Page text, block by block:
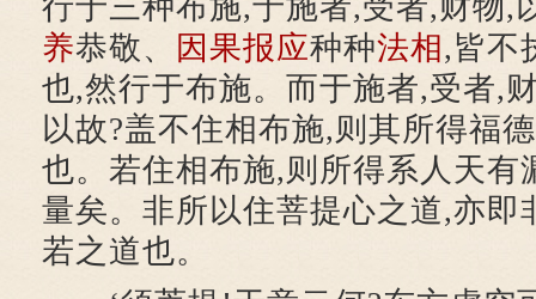
行于三种布施,于施者,受者,财物,
养恭敬、 因果报应种种法相,皆不
也,然行于布施。而于施者,受者,
以故?盖不住相布施,则其所得福
也。若住相布施,则所得系人天有
量矣。非所以住菩提心之道,亦即
若之道也。